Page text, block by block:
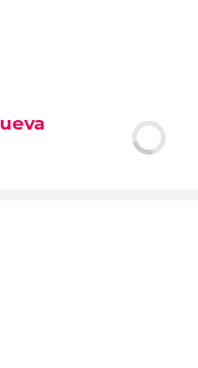
Nueva York
de Manhattan